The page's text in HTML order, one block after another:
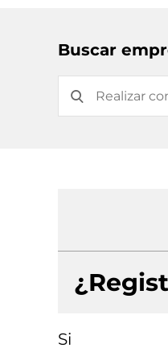
Buscar
Si